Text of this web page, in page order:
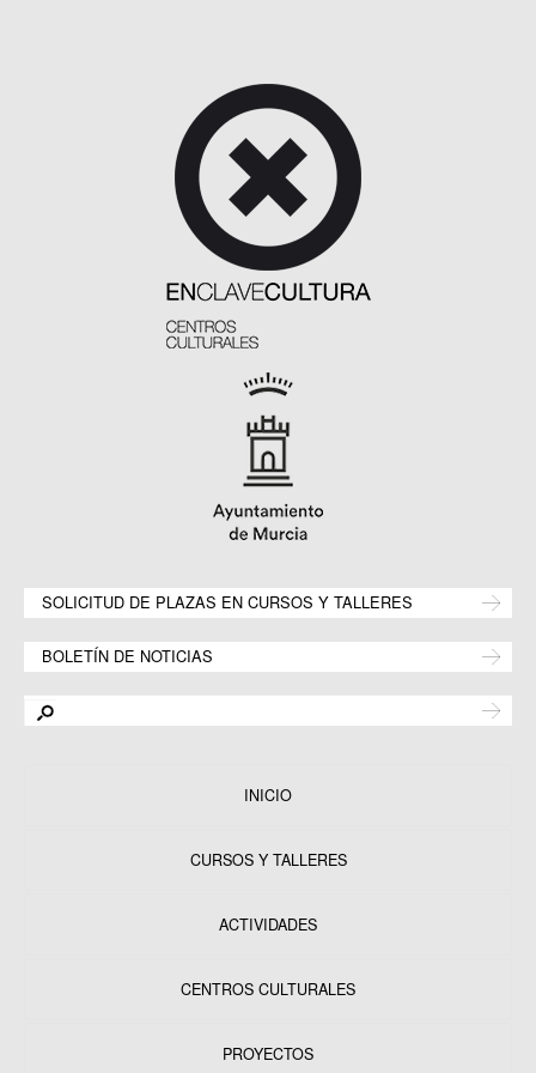
SOLICITUD DE PLAZAS EN CURSOS Y TALLERES
BOLETÍN DE NOTICIAS
INICIO
CURSOS Y TALLERES
ACTIVIDADES
CENTROS CULTURALES
PROYECTOS